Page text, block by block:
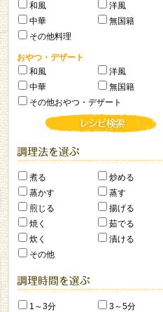
和風
洋風
中華
無国籍
その他料理
おやつ・デザート
和風
洋風
中華
無国籍
その他おやつ・デザート
煮る
炒める
蒸かす
蒸す
煎じる
揚げる
焼く
茹でる
炊く
漬ける
その他
1～3分
3～5分